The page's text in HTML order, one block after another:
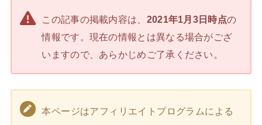
この記事の掲載内容は、 2021年1月3日時点の
情報です。現在の情報とは異なる場合がござ
いますので、あらかじめご了承ください。
本ページはアフィリエイトプログラムによる